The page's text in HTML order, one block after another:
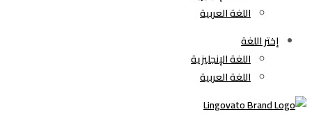
اللغة العربية
إختر اللغة
اللغة الإنجليزية
اللغة العربية